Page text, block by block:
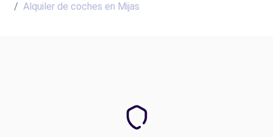
Alquiler de coches en Mijas